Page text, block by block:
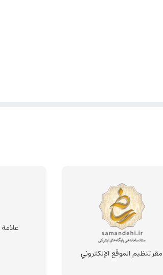
مقر تنظيم الموقع الإلكتروني
علامة